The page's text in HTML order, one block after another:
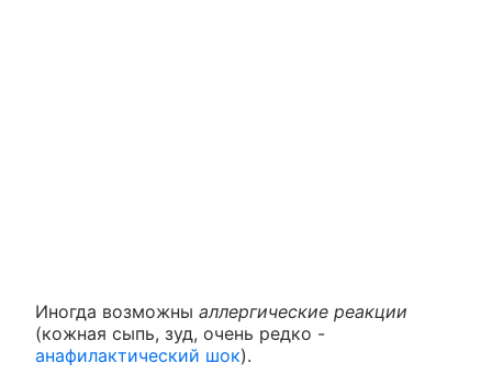
Иногда возможны аллергические реакции
(кожная сыпь, зуд, очень редко -
анафилактический шок).